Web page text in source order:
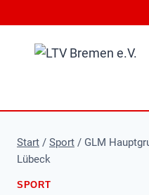
Inhalt
springen
Start / Sport / GLM
Lübeck
SPORT